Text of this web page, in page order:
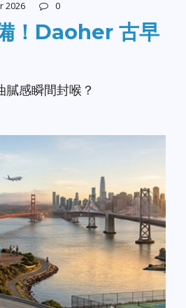
2026 0
！Daoher 古早
膩感瞬間封喉？